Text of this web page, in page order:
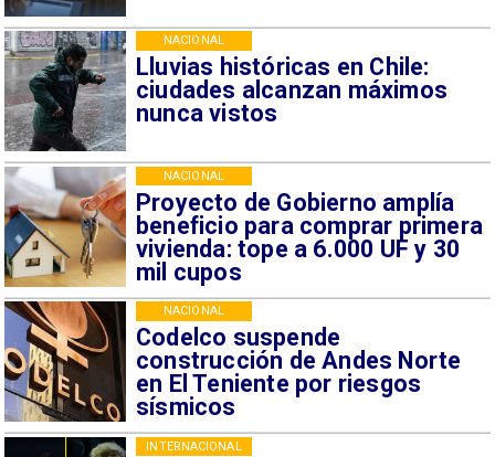
Lluvias históricas en Chile:
ciudades alcanzan máximos
nunca vistos
NACIONAL
Proyecto de Gobierno amplía
beneficio para comprar primera
vivienda: tope a 6.000 UF y 30
mil cupos
NACIONAL
Codelco suspende
construcción de Andes Norte
en El Teniente por riesgos
sísmicos
NACIONAL
INTERNACIONAL